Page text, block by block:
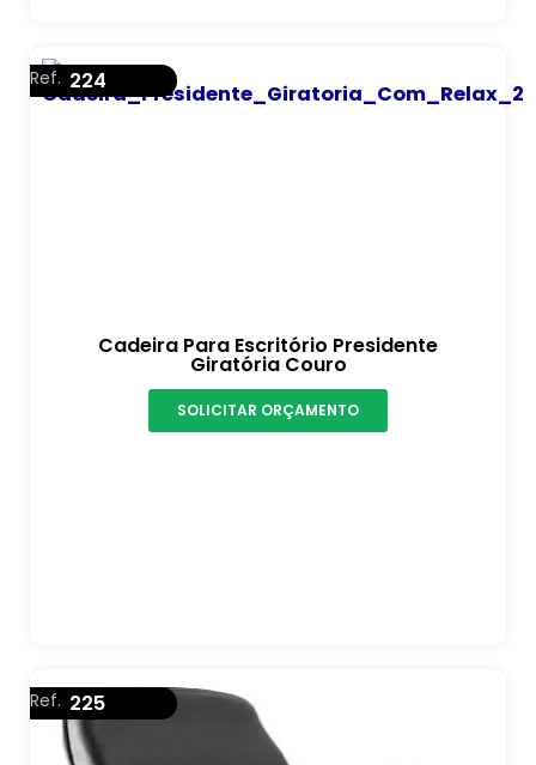
Cadeira Para Escritório Presidente
Giratória Couro
Ref. 224
SOLICITAR ORÇAMENTO
Ref. 225